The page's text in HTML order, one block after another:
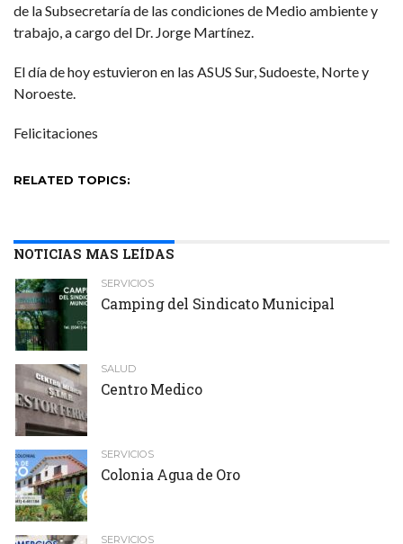
de la Subsecretaría de las condiciones de Medio ambiente y
trabajo, a cargo del Dr. Jorge Martínez.
El día de hoy estuvieron en las ASUS Sur, Sudoeste, Norte y
Noroeste.
Felicitaciones
RELATED TOPICS:
NOTICIAS MAS LEÍDAS
SERVICIOS
Camping del Sindicato Municipal
SALUD
Centro Medico
SERVICIOS
Colonia Agua de Oro
SERVICIOS